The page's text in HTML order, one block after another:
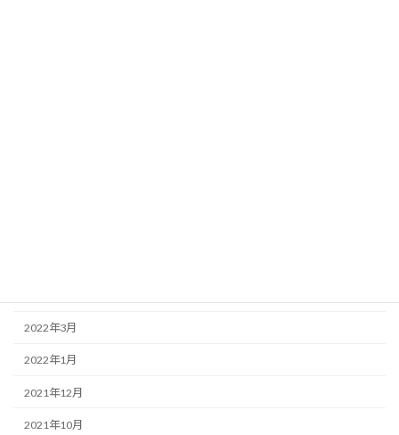
2022年3月
2022年1月
2021年12月
2021年10月